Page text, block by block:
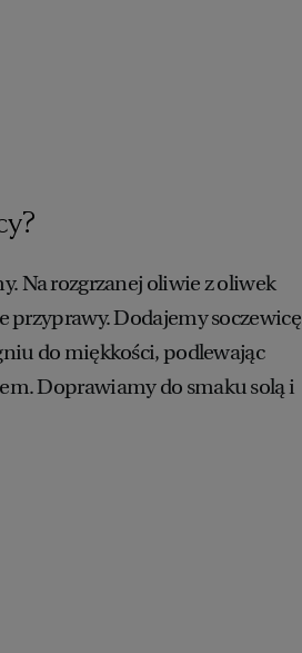
Na rozgrzanej oliwie z oliwek
przyprawy. Dodajemy soczewicę
do miękkości, podlewając
Doprawiamy do smaku solą i